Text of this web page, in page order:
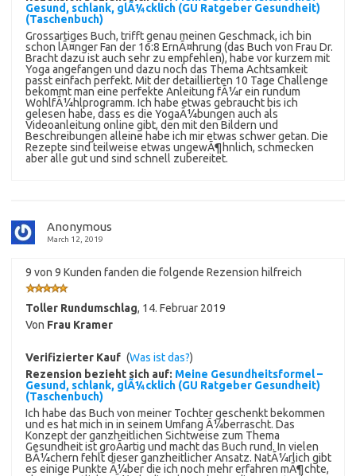
Gesund, schlank, glÃ¼cklich (GU Ratgeber Gesundheit)
(Taschenbuch)
Grossartiges Buch, trifft genau meinen Geschmack, ich bin
schon lÃ¤nger Fan der 16:8 ErnÃ¤hrung (das Buch von Frau Dr.
Bracht dazu ist auch sehr zu empfehlen), habe vor kurzem mit
Yoga angefangen und dazu noch das Thema Achtsamkeit
passt einfach perfekt. Mit der detaillierten 10 Tage Challenge
bekommt man eine perfekte Anleitung fÃ¼r ein rundum
WohlfÃ¼hlprogramm. Ich habe etwas gebraucht bis ich
gelesen habe, dass es die YogaÃ¼bungen auch als
Videoanleitung online gibt, den mit den Bildern und
Beschreibungen alleine habe ich mir etwas schwer getan. Die
Rezepte sind teilweise etwas ungewÃ¶hnlich, schmecken
aber alle gut und sind schnell zubereitet.
Anonymous
March 12, 2019
9 von 9 Kunden fanden die folgende Rezension hilfreich
Toller Rundumschlag, 14. Februar 2019
Von Frau Kramer
Verifizierter Kauf (Was ist das?)
Rezension bezieht sich auf: Meine Gesundheitsformel –
Gesund, schlank, glÃ¼cklich (GU Ratgeber Gesundheit)
(Taschenbuch)
Ich habe das Buch von meiner Tochter geschenkt bekommen
und es hat mich in in seinem Umfang Ã¼berrascht. Das
Konzept der ganzheitlichen Sichtweise zum Thema
Gesundheit ist groÃartig und macht das Buch rund. In vielen
BÃ¼chern fehlt dieser ganzheitlicher Ansatz. NatÃ¼rlich gibt
es einige Punkte Ã¼ber die ich noch mehr erfahren mÃ¶chte,